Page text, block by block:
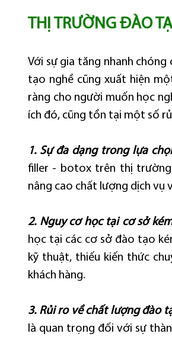
THỊ TRƯỜNG ĐÀO
Với sự gia tăng nhanh chóng
tạo nghề cũng xuất hiện
ràng cho người muốn học
ích đó, cũng tồn tại một số
1. Sự đa dạng trong lựa
filler - botox trên thị
nâng cao chất lượng dịch vụ
2. Nguy cơ học tại cơ sở
học tại các cơ sở đào tạo
kỹ thuật, thiếu kiến thức
khách hàng.
3. Rủi ro về chất lượng đào
là quan trọng đối với sự